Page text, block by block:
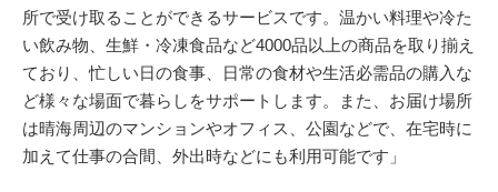
所で受け取ることができるサービスです。温かい料理や冷た
い飲み物、生鮮・冷凍食品など4000品以上の商品を取り揃え
ており、忙しい日の食事、日常の食材や生活必需品の購入な
ど様々な場面で暮らしをサポートします。また、お届け場所
は晴海周辺のマンションやオフィス、公園などで、在宅時に
加えて仕事の合間、外出時などにも利用可能です」